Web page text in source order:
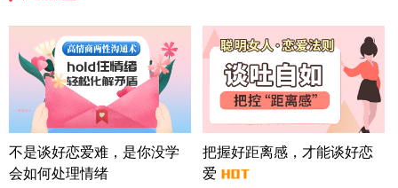
方案
广东-广州 188****5632
12分钟前
微信用户 司马锘 通过此页面咨询，已获得专属情感
方案
湖北-武汉 135****7410
41分钟前
微信用户 困困魚? 通过此页面咨询，已获得专属情感
方案
陕西-西安 139****6283
不是谈好恋爱难，是你没学
会如何处理情绪
把握好距离感，才能谈好恋
爱